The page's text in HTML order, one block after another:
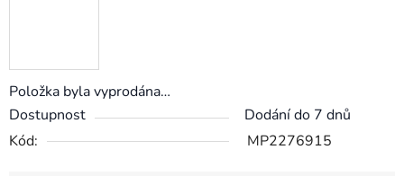
Položka byla vyprodána…
Dostupnost
Dodání do 7 dnů
Kód:
MP2276915